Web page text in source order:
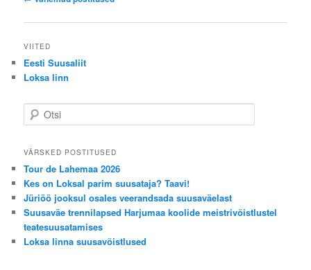
s
t
a
v
a
i
o
n
VIITED
Eesti Suusaliit
Loksa linn
t
iVÄRSKED POSTITUSED
Tour de Lahemaa 2026
Kes on Loksal parim suusataja? Taavi!
Jüriöö jooksul osales veerandsada suusaväelast
Suusaväe trennilapsed Harjumaa koolide meistrivõistlustel
teatesuusatamises
Loksa linna suusavõistlused